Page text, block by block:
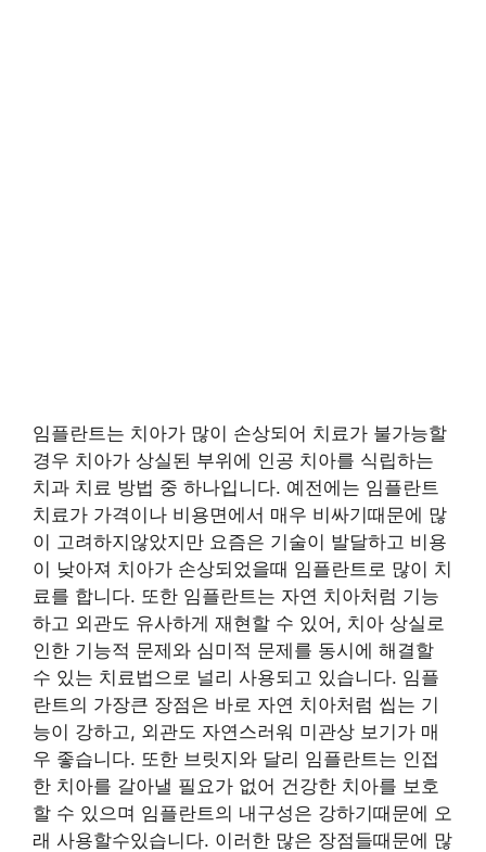
임플란트는 치아가 많이 손상되어 치료가 불가능할
경우 치아가 상실된 부위에 인공 치아를 식립하는
치과 치료 방법 중 하나입니다. 예전에는 임플란트
치료가 가격이나 비용면에서 매우 비싸기때문에 많
이 고려하지않았지만 요즘은 기술이 발달하고 비용
이 낮아져 치아가 손상되었을때 임플란트로 많이 치
료를 합니다. 또한 임플란트는 자연 치아처럼 기능
하고 외관도 유사하게 재현할 수 있어, 치아 상실로
인한 기능적 문제와 심미적 문제를 동시에 해결할
수 있는 치료법으로 널리 사용되고 있습니다. 임플
란트의 가장큰 장점은 바로 자연 치아처럼 씹는 기
능이 강하고, 외관도 자연스러워 미관상 보기가 매
우 좋습니다. 또한 브릿지와 달리 임플란트는 인접
한 치아를 갈아낼 필요가 없어 건강한 치아를 보호
할 수 있으며 임플란트의 내구성은 강하기때문에 오
래 사용할수있습니다. 이러한 많은 장점들때문에 많